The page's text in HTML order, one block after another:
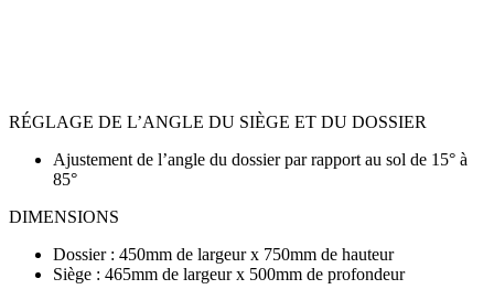
RÉGLAGE DE L’ANGLE DU SIÈGE ET DU DOSSIER
Ajustement de l’angle du dossier par rapport au sol de 15° à
85°
DIMENSIONS
Dossier : 450mm de largeur x 750mm de hauteur
Siège : 465mm de largeur x 500mm de profondeur